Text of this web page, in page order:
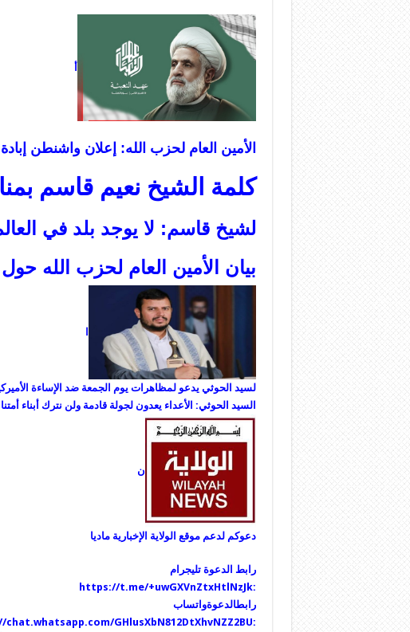
أ
الأمين العام لحزب الله: إعلان واشنطن
كلمة الشيخ نعيم قاسم بمناسبة
لشيخ قاسم: لا يوجد بلد في
بيان الأمين العام لحزب الله حول آخر
لسيد الحوثي يدعو لمظاهرات يوم الجمعة ضد الإساءة
السيد الحوثي: الأعداء يعدون لجولة قادمة ولن نترك أبناء
ن
دعوكم لدعم موقع الولاية الإخبارية ماديا
رابط الدعوةتليجرام
:
https://t.me/+uwGXVnZtxHtlNzJk
رابطالدعوةواتساب
:
GHlusXbN812DtXhvNZZ2BU